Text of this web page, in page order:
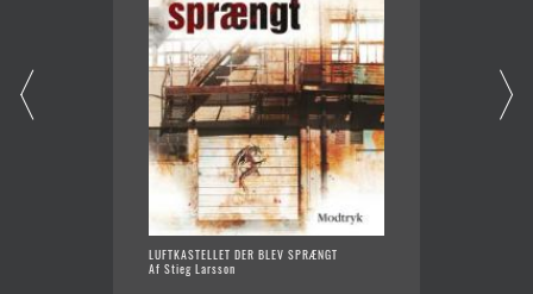
LUFTKASTELLET DER BLEV SPRÆNGT
Af Stieg Larsson